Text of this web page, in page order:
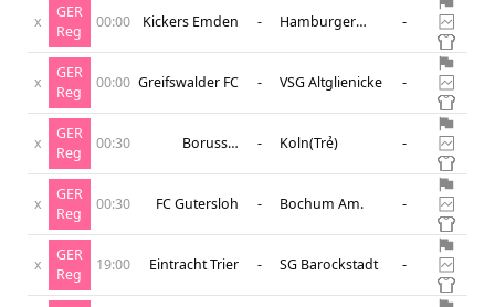
x
GER
Reg
00:00 Kickers Emden -
Hamburger
-
x
GER
Reg
00:00 Greifswalder FC - VSG Altglienicke -
x
GER
Reg
00:30
Borussia
- Koln(Trẻ) -
x
GER
Reg
00:30 FC Gutersloh - Bochum Am. -
x
GER
Reg
19:00 Eintracht Trier - SG Barockstadt -